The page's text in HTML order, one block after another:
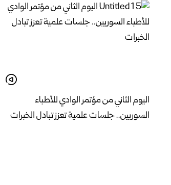
اليوم الثاني من مؤتمر الوادي للأطباء
السوريين.. جلسات علمية تعزز تبادل الخبرات